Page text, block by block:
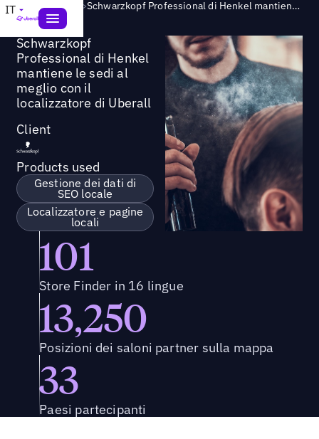
IT Success Story > Schwarzkopf Professional di Henkel mantiene le sedi al meglio con il localizzatore di Uberall
Schwarzkopf
Professional di Henkel
mantiene le sedi al
meglio con il
localizzatore di Uberall
Client
Products used
Gestione dei dati di
SEO locale
Localizzatore e pagine
locali
101
Store Finder in 16 lingue
13,250
Posizioni dei saloni partner sulla mappa
33
Paesi partecipanti